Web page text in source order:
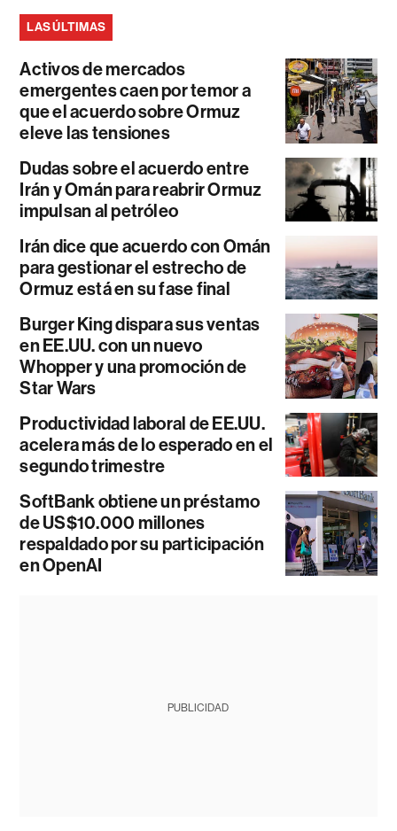
LAS ÚLTIMAS
Activos de mercados
emergentes caen por temor a
que el acuerdo sobre Ormuz
eleve las tensiones
Dudas sobre el acuerdo entre
Irán y Omán para reabrir Ormuz
impulsan al petróleo
Irán dice que acuerdo con Omán
para gestionar el estrecho de
Ormuz está en su fase final
Burger King dispara sus ventas
en EE.UU. con un nuevo
Whopper y una promoción de
Star Wars
Productividad laboral de EE.UU.
acelera más de lo esperado en el
segundo trimestre
SoftBank obtiene un préstamo
de US$10.000 millones
respaldado por su participación
en OpenAI
PUBLICIDAD